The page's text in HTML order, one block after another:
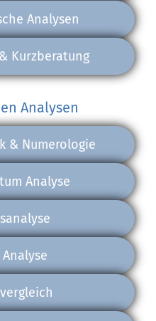
Analysen
Kurzberatung
Analysen
& Numerologie
Analyse